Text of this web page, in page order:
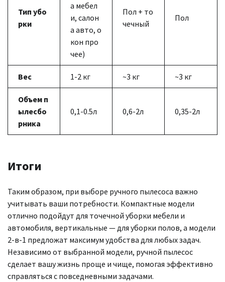
Тип убо
рки
а мебел
и, салон
а авто, о
кон про
чее)
Пол + то
чечный
Пол
Вес 1-2 кг ~3 кг ~3 кг
Объем п
ылесбо
рника
0,1-0.5л 0,6-2л 0,35-2л
Итоги
Таким образом, при выборе ручного пылесоса важно
учитывать ваши потребности. Компактные модели
отлично подойдут для точечной уборки мебели и
автомобиля, вертикальные — для уборки полов, а модели
2-в-1 предложат максимум удобства для любых задач.
Независимо от выбранной модели, ручной пылесос
сделает вашу жизнь проще и чище, помогая эффективно
справляться с повседневными задачами.